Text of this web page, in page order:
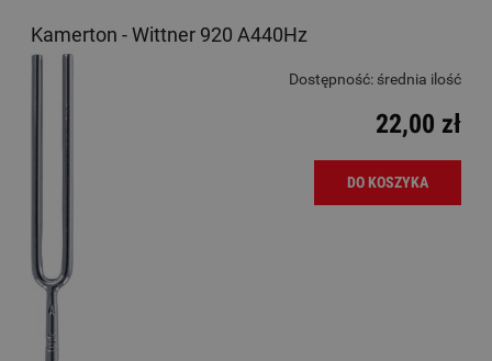
Kamerton - Wittner 920 A440Hz
Dostępność: średnia ilość
22,00 zł
DO KOSZYKA